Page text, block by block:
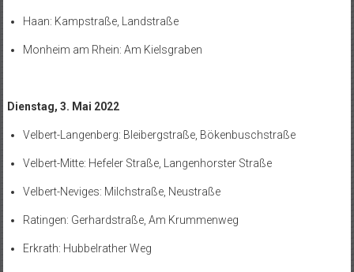
Haan: Kampstraße, Landstraße
Monheim am Rhein: Am Kielsgraben
Dienstag, 3. Mai 2022
Velbert-Langenberg: Bleibergstraße, Bökenbuschstraße
Velbert-Mitte: Hefeler Straße, Langenhorster Straße
Velbert-Neviges: Milchstraße, Neustraße
Ratingen: Gerhardstraße, Am Krummenweg
Erkrath: Hubbelrather Weg